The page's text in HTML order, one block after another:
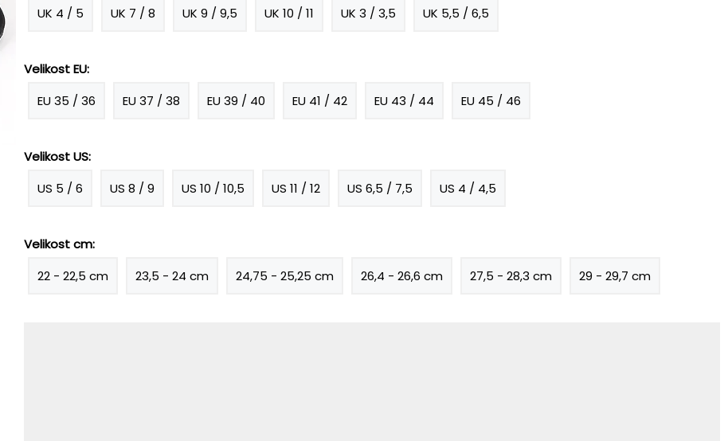
UK 4 / 5
UK 7 / 8 UK 9 / 9,5 UK 10 / 11 UK 3 / 3,5 UK 5,5 / 6,5
Velikost EU:
EU 35 / 36
EU 37 / 38 EU 39 / 40 EU 41 / 42 EU 43 / 44 EU 45 / 46
Velikost US:
US 5 / 6
US 8 / 9 US 10 / 10,5 US 11 / 12 US 6,5 / 7,5 US 4 / 4,5
Velikost cm:
22 - 22,5 cm
23,5 - 24 cm 24,75 - 25,25 cm 26,4 - 26,6 cm 27,5 - 28,3 cm 29 - 29,7 cm